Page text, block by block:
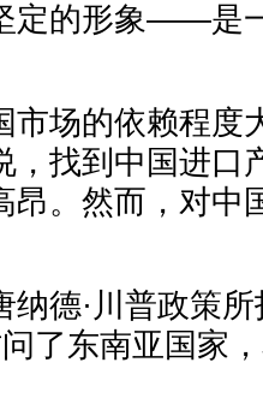
定的形象——是
市场的依赖程度
，找到中国进口
昂。然而，对中
纳德·川普政策
了东南亚国家